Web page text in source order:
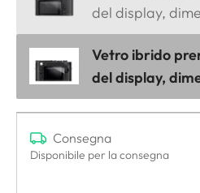
del display,
Vetro ibrido
del display,
Consegna
Disponibile per la consegna